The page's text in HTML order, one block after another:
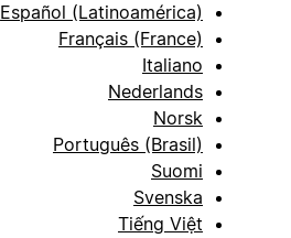
Español (Latinoamérica)
Français (France)
Italiano
Nederlands
Norsk
Português (Brasil)
Suomi
Svenska
Tiếng Việt